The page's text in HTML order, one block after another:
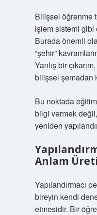
Bilişsel öğrenme
işlem sistemi gibi
Burada önemli
“şehir”
Yanlış bir
bilişsel şemadan
Bu noktada
bilgi vermek
yeniden
Anlam
Yapılandırmacı
bireyin kendi
etmesidir. Bir